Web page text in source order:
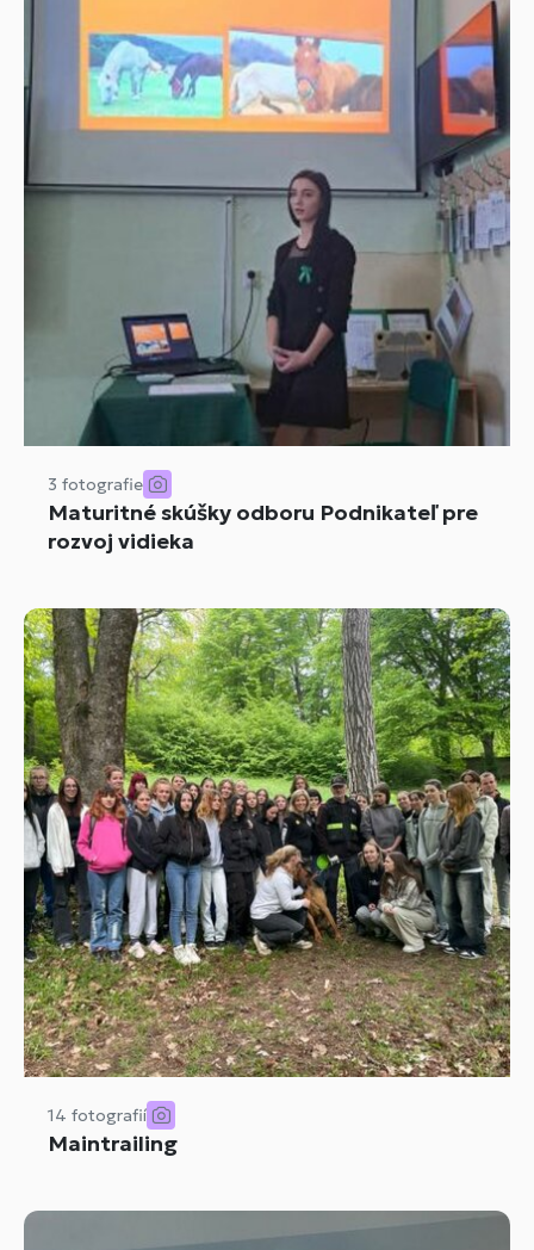
3 fotografie
Maturitné skúšky odboru Podnikateľ pre
rozvoj vidieka
14 fotografií
Maintrailing